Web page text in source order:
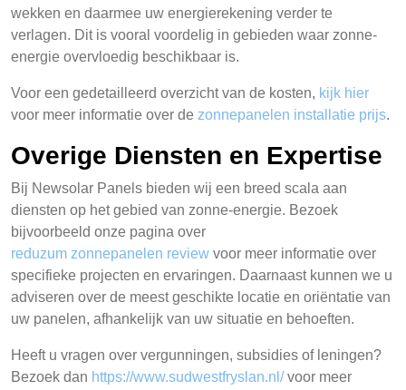
wekken en daarmee uw energierekening verder te
verlagen. Dit is vooral voordelig in gebieden waar zonne-
energie overvloedig beschikbaar is.
Voor een gedetailleerd overzicht van de kosten, kijk hier
voor meer informatie over de zonnepanelen installatie prijs.
Overige Diensten en Expertise
Bij Newsolar Panels bieden wij een breed scala aan
diensten op het gebied van zonne-energie. Bezoek
bijvoorbeeld onze pagina over
reduzum zonnepanelen review voor meer informatie over
specifieke projecten en ervaringen. Daarnaast kunnen we u
adviseren over de meest geschikte locatie en oriëntatie van
uw panelen, afhankelijk van uw situatie en behoeften.
Heeft u vragen over vergunningen, subsidies of leningen?
Bezoek dan https://www.sudwestfryslan.nl/voor meer